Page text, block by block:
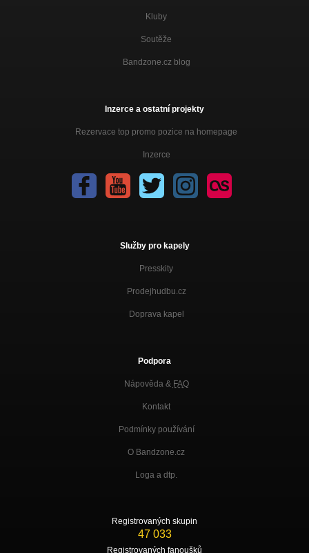
Kluby
Soutěže
Bandzone.cz blog
Inzerce a ostatní projekty
Rezervace top promo pozice na homepage
Inzerce
Služby pro kapely
Presskity
Prodejhudbu.cz
Doprava kapel
Podpora
Nápověda & FAQ
Kontakt
Podmínky používání
O Bandzone.cz
Loga a dtp.
Registrovaných skupin
47 033
Registrovaných fanoušků